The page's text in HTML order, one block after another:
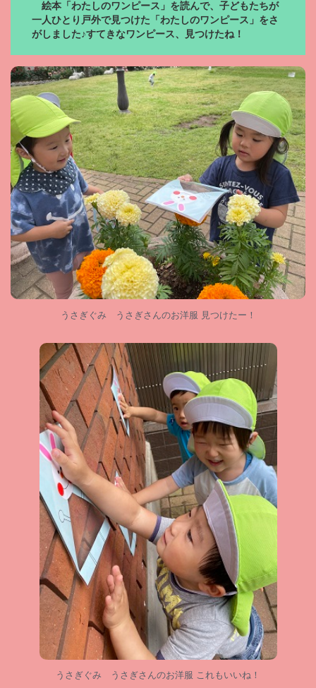
絵本「わたしのワンピース」を読んで、子どもたちが
一人ひとり戸外で見つけた「わたしのワンピース」をさ
がしました♪すてきなワンピース、見つけたね！
うさぎぐみ うさぎさんのお洋服 見つけたー！
うさぎぐみ うさぎさんのお洋服 これもいいね！